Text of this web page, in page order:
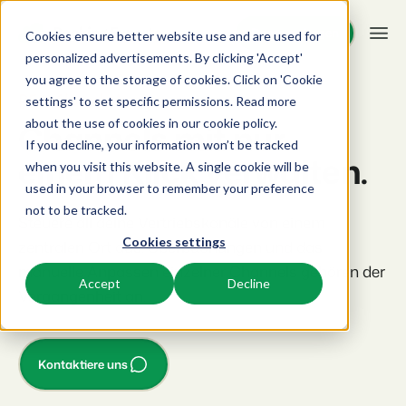
Cookies ensure better website use and are used for
personalized advertisements. By clicking 'Accept'
you agree to the storage of cookies. Click on 'Cookie
settings' to set specific permissions. Read more
about the use of cookies in our cookie policy.
If you decline, your information won’t be tracked
when you visit this website. A single cookie will be
used in your browser to remember your preference
not to be tracked.
Cookies settings
Accept Decline
Demo anfragen
Demo anfragen
Plattform
BEX PMS
PMS
Verwalte alle Backoffice Abläufe.
Vermarkte dein Angebot auf verschiedenen Channels.
Steigere deine direkten Buchungen über deine Website.
App Store
Unsere Lösungen
BEX für:
Ferienhäuser, Bungalows, Mobilheime und Weinfässer.
Stellplätze, Camping, Glamping und Zelten.
Resorts
Ski-, Wellness-, Golf- und Tauchresorts.
Ressourcen
Wissenswertes
BEX Educate | Pro
Weiter lernen, weiter führen in der Freizeitbranche
Blog
Neuigkeiten der Branche und wertvolle Tipps
Preise
Kundenstories
Übersicht
BEX Channel Manager
Channels mit nur
einem Klick verwalten.
Steuere all deine Vertriebskanäle von einem
zentralen Ort aus. Überbuchungen und das
manuelle Anpassen einzelner Channels gehören der
Vergangenheit an.
Kontaktiere uns